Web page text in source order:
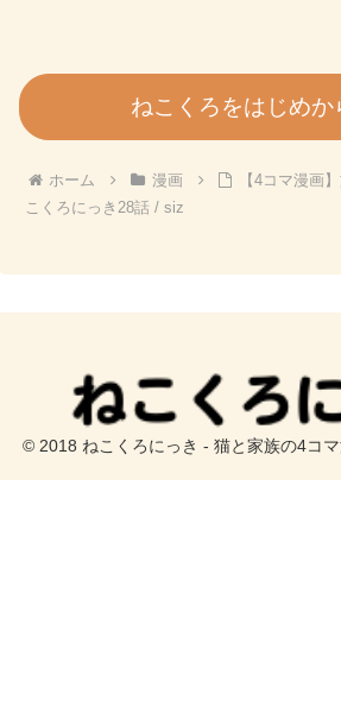
ねこくろをはじめか
ホーム 漫画
【4コマ漫画
こくろにっき28話 / siz
© 2018 ねこくろにっき - 猫と家族の4コマ